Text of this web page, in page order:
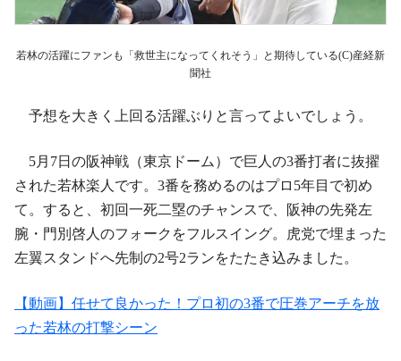
若林の活躍にファンも「救世主になってくれそう」と期待している(C)産経新
聞社
予想を大きく上回る活躍ぶりと言ってよいでしょう。
5月7日の阪神戦（東京ドーム）で巨人の3番打者に抜擢
された若林楽人です。3番を務めるのはプロ5年目で初め
て。すると、初回一死二塁のチャンスで、阪神の先発左
腕・門別啓人のフォークをフルスイング。虎党で埋まった
左翼スタンドへ先制の2号2ランをたたき込みました。
【動画】任せて良かった！プロ初の3番で圧巻アーチを放
った若林の打撃シーン